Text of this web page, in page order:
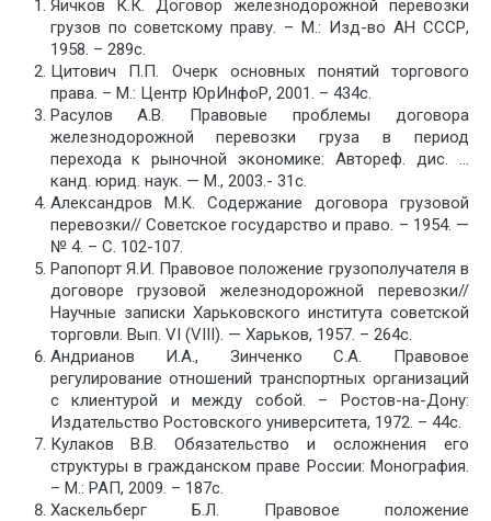
Яичков К.К. Договор железнодорожной перевозки
грузов по советскому праву. – М.: Изд-во АН СССР,
1958. – 289с.
Цитович П.П. Очерк основных понятий торгового
права. – М.: Центр ЮрИнфоР, 2001. – 434с.
Расулов А.В. Правовые проблемы договора
железнодорожной перевозки груза в период
перехода к рыночной экономике: Автореф. дис. …
канд. юрид. наук. — М., 2003.- 31с.
Александров М.К. Содержание договора грузовой
перевозки// Советское государство и право. – 1954. —
№ 4. – С. 102-107.
Рапопорт Я.И. Правовое положение грузополучателя в
договоре грузовой железнодорожной перевозки//
Научные записки Харьковского института советской
торговли. Вып. VI (VIII). — Харьков, 1957. – 264с.
Андрианов И.А., Зинченко С.А. Правовое
регулирование отношений транспортных организаций
с клиентурой и между собой. – Ростов-на-Дону:
Издательство Ростовского университета, 1972. – 44с.
Кулаков В.В. Обязательство и осложнения его
структуры в гражданском праве России: Монография.
– М.: РАП, 2009. – 187с.
Хаскельберг Б.Л. Правовое положение